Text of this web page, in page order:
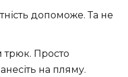
допоможе. Та не
трюк. Просто
на пляму.